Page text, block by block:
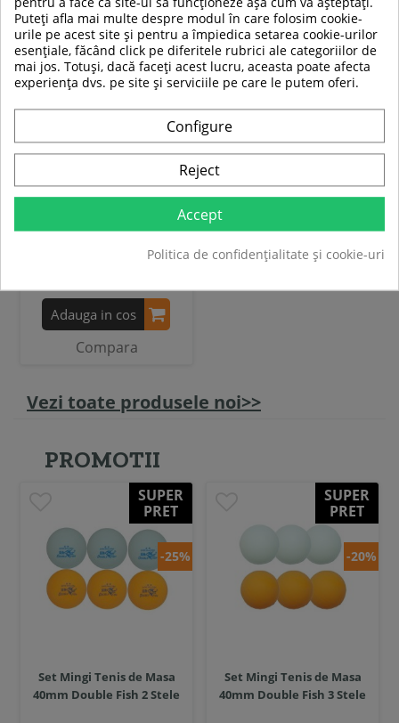
-21%
Aparat multifunctional HMS
Adauga in cos
Compara
Vezi toate produsele noi>>
PROMOTII
SUPER
PRET
-25%
Set Mingi Tenis de Masa
40mm Double Fish 2 Stele
SUPER
PRET
-20%
Set Mingi Tenis de Masa
40mm Double Fish 3 Stele
Puteți afla mai multe despre modul în care folosim cookie-
urile pe acest site și pentru a împiedica setarea cookie-urilor
esențiale, făcând click pe diferitele rubrici ale categoriilor de
mai jos. Totuși, dacă faceți acest lucru, aceasta poate afecta
experiența dvs. pe site și serviciile pe care le putem oferi.
Configure
Reject
Accept
Politica de confidențialitate și cookie-uri